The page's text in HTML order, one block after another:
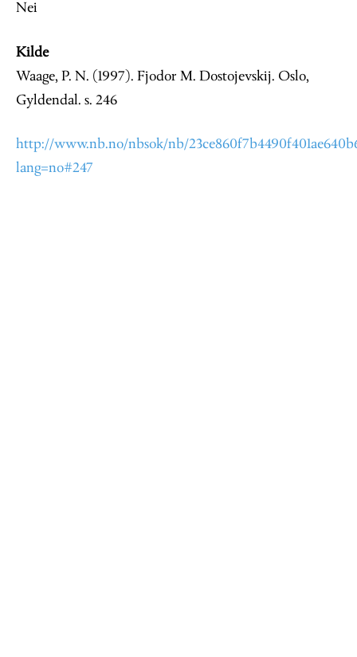
Nei
Kilde
Waage, P. N. (1997). Fjodor M. Dostojevskij. Oslo,
Gyldendal. s. 246
http://www.nb.no/nbsok/nb/
lang=no#247